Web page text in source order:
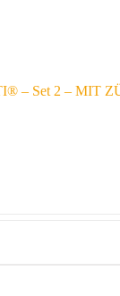
– Set 2 – MIT